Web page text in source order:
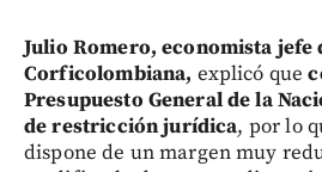
Julio Romero, economista jefe
Corficolombiana, explicó que
Presupuesto General de la
de restricción jurídica, por lo
dispone de un margen muy